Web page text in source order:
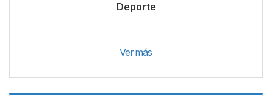
Deporte
Ver más